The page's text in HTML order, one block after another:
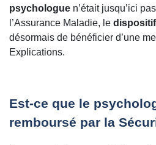
psychologue n’était jusqu’ici
l’Assurance Maladie, le
désormais de bénéficier d’une
Explications.
Est-ce que le
remboursé par la